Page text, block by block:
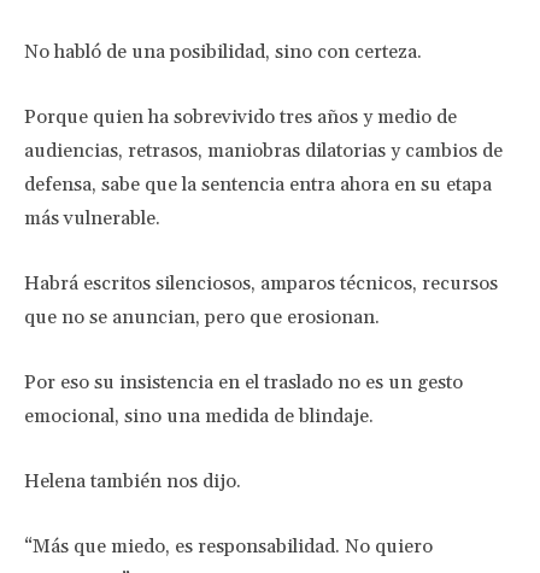
No habló de una posibilidad, sino con certeza.
Porque quien ha sobrevivido tres años y medio de
audiencias, retrasos, maniobras dilatorias y cambios de
defensa, sabe que la sentencia entra ahora en su etapa
más vulnerable.
Habrá escritos silenciosos, amparos técnicos, recursos
que no se anuncian, pero que erosionan.
Por eso su insistencia en el traslado no es un gesto
emocional, sino una medida de blindaje.
Helena también nos dijo.
“Más que miedo, es responsabilidad. No quiero